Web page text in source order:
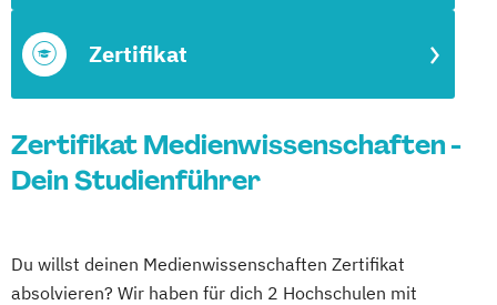
Zertifikat
Zertifikat Medienwissenschaften -
Dein Studienführer
Du willst deinen Medienwissenschaften Zertifikat
absolvieren? Wir haben für dich 2 Hochschulen mit